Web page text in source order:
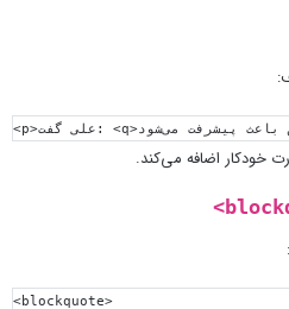
<p> علی گفت: <q>
خودکار اضافه می‌کند.
<blockquote>